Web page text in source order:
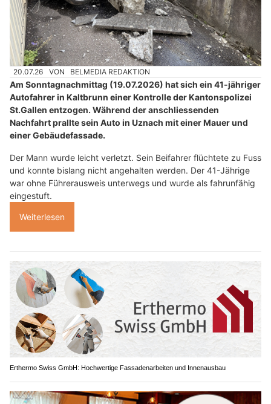
20.07.26 VON BELMEDIA REDAKTION
Am Sonntagnachmittag (19.07.2026) hat sich ein 41-jähriger
Autofahrer in Kaltbrunn einer Kontrolle der Kantonspolizei
St.Gallen entzogen. Während der anschliessenden
Nachfahrt prallte sein Auto in Uznach mit einer Mauer und
einer Gebäudefassade.
Der Mann wurde leicht verletzt. Sein Beifahrer flüchtete zu Fuss
und konnte bislang nicht angehalten werden. Der 41-Jährige
war ohne Führerausweis unterwegs und wurde als fahrunfähig
eingestuft.
Weiterlesen
Erthermo Swiss GmbH: Hochwertige Fassadenarbeiten und Innenausbau